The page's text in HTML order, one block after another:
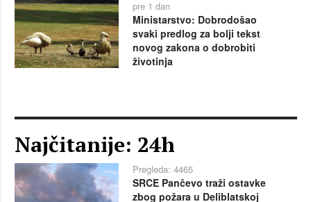
pre 1 dan
Ministarstvo: Dobrodošao
svaki predlog za bolji tekst
novog zakona o dobrobiti
životinja
Najčitanije: 24h
Pregleda: 4465
SRCE Pančevo traži ostavke
zbog požara u Deliblatskoj